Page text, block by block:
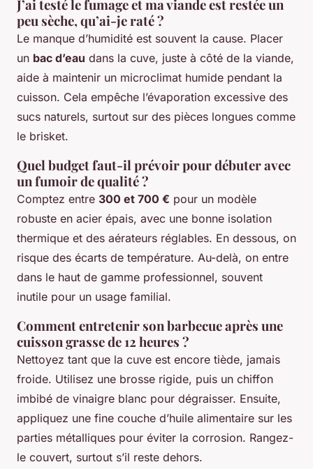
J’ai testé le fumage et ma viande est restée un
peu sèche, qu’ai-je raté ?
Le manque d’humidité est souvent la cause. Placer
un bac d’eau dans la cuve, juste à côté de la viande,
aide à maintenir un microclimat humide pendant la
cuisson. Cela empêche l’évaporation excessive des
sucs naturels, surtout sur des pièces longues comme
le brisket.
Quel budget faut-il prévoir pour débuter avec
un fumoir de qualité ?
Comptez entre 300 et 700 € pour un modèle
robuste en acier épais, avec une bonne isolation
thermique et des aérateurs réglables. En dessous, on
risque des écarts de température. Au-delà, on entre
dans le haut de gamme professionnel, souvent
inutile pour un usage familial.
Comment entretenir son barbecue après une
cuisson grasse de 12 heures ?
Nettoyez tant que la cuve est encore tiède, jamais
froide. Utilisez une brosse rigide, puis un chiffon
imbibé de vinaigre blanc pour dégraisser. Ensuite,
appliquez une fine couche d’huile alimentaire sur les
parties métalliques pour éviter la corrosion. Rangez-
le couvert, surtout s’il reste dehors.